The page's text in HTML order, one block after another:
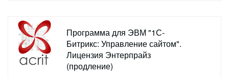
Программа для ЭВМ "1С-
Битрикс: Управление сайтом".
Лицензия Энтерпрайз
(продление)